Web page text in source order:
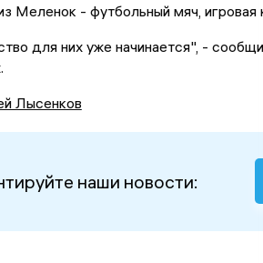
Меленок - футбольный мяч, игровая
для них уже начинается", -
Лысенков
наши новости: